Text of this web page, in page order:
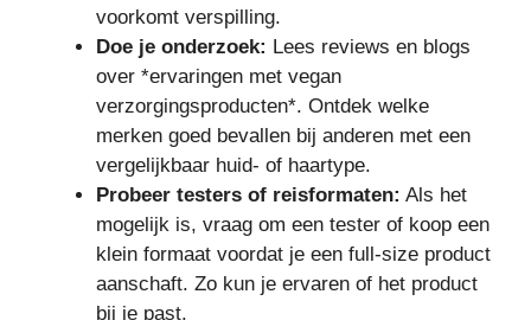
voorkomt verspilling.
Doe je onderzoek: Lees reviews en blogs
over *ervaringen met vegan
verzorgingsproducten*. Ontdek welke
merken goed bevallen bij anderen met een
vergelijkbaar huid- of haartype.
Probeer testers of reisformaten: Als het
mogelijk is, vraag om een tester of koop een
klein formaat voordat je een full-size product
aanschaft. Zo kun je ervaren of het product
bij je past.